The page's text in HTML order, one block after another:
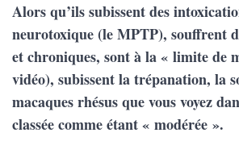
Alors qu’ils subissent des
neurotoxique (le MPTP), souffrent
et chroniques, sont à la « limite de
vidéo), subissent la trépanation, la
macaques rhésus que vous voyez
classée comme étant « modérée ».